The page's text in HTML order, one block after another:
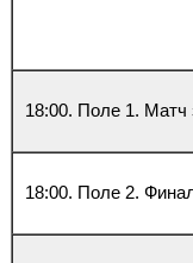
18:00. Поле 1. Матч
18:00. Поле 2.